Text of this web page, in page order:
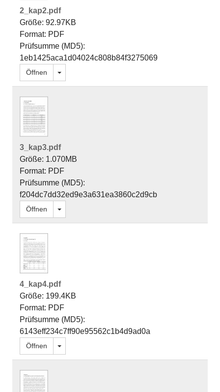
2_kap2.pdf
Größe: 92.97KB
Format: PDF
Prüfsumme (MD5):
1eb1425aca1d04024c808b84f3275069
Öffnen Dropdown öffnen
3_kap3.pdf
Größe: 1.070MB
Format: PDF
Prüfsumme (MD5):
f204dc7dd32ed9e3a631ea3860c2d9cb
Öffnen Dropdown öffnen
4_kap4.pdf
Größe: 199.4KB
Format: PDF
Prüfsumme (MD5):
6143eff234c7ff90e95562c1b4d9ad0a
Öffnen Dropdown öffnen